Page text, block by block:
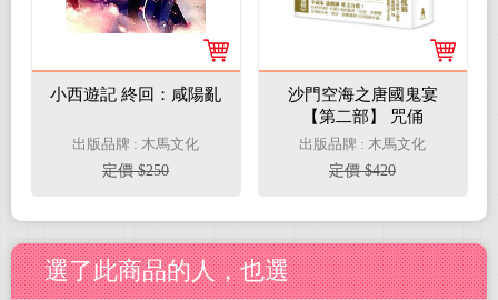
小西遊記 終回：咸陽亂
出版品牌 : 木馬文化
定價 $250
沙門空海之唐國鬼宴
【第二部】 咒俑
出版品牌 : 木馬文化
定價 $420
選了此商品的人，也選